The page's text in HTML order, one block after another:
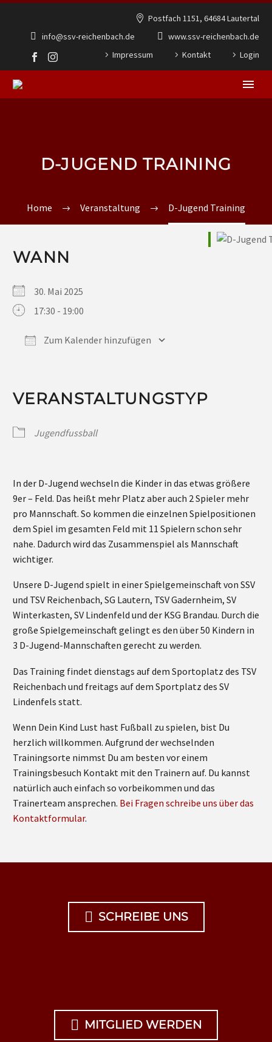
Postfach 1151, 64684 Lautertal
info@ssv-reichenbach.de
www.ssv-reichenbach.de
Impressum
Kontakt Login
D-JUGEND TRAINING
Home Veranstaltung D-Jugend Training
WANN
30. Mai 2025
17:30 - 19:00
Zum Kalender hinzufügen
VERANSTALTUNGSTYP
Jugendfussball
In der D-Jugend wechseln die Kinder in das etwas größere
9er – Feld. Das heißt mehr Platz aber auch 2 Spieler mehr
pro Mannschaft. So kommen die einzelnen Spielpositionen
dem Spiel im gesamten Feld mit 11 Spielern schon sehr
nahe. Dadurch wird das Zusammenspiel als Mannschaft
wichtiger.
Unsere D-Jugend spielt in einer Spielgemeinschaft von SSV
und TSV Reichenbach, SG Lautern, TSV Gadernheim, SV
Winterkasten, SV Lindenfeld und der KSG Brandau. Durch die
große Spielgemeinschaft gelingt es den über 50 Kindern in
3 D-Jugend-Mannschaften gerecht zu werden.
Das Training findet dienstags auf dem Sportoplatz des TSV
Reichenbach und freitags auf dem Sportplatz des SV
Lindenfels statt.
Wenn Dein Kind Lust hast Fußball zu spielen, bist Du
herzlich willkommen. Aufgrund der wechselnden
Trainingsorte nimmst Du am besten vor einem
Trainingsbesuch Kontakt mit den Trainern auf. Du kannst
natürlich auch einfach so vorbeikommen und das
Trainerteam ansprechen. Bei Fragen schreibe uns über das
Kontaktformular.
 SCHREIBE UNS
 MITGLIED WERDEN